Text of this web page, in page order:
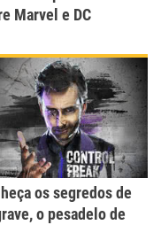
Marvel e DC
os segredos de
o pesadelo de